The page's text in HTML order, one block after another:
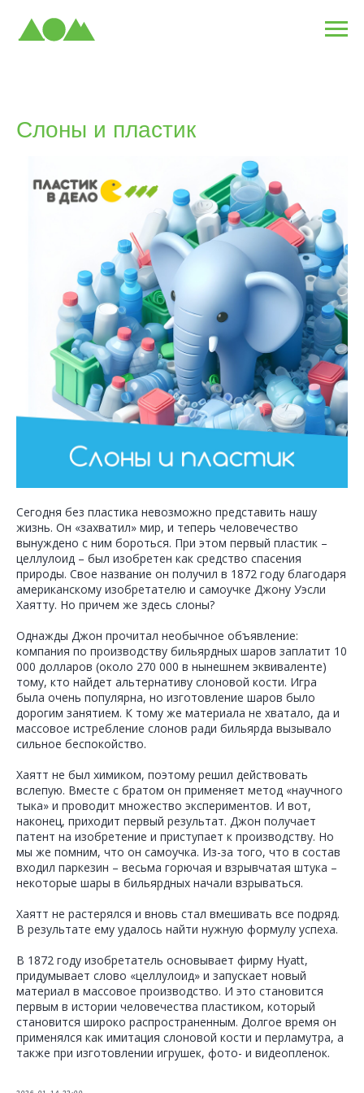
Слоны и пластик
Сегодня без пластика невозможно представить нашу
жизнь. Он «захватил» мир, и теперь человечество
вынуждено с ним бороться. При этом первый пластик –
целлулоид – был изобретен как средство спасения
природы. Свое название он получил в 1872 году благодаря
американскому изобретателю и самоучке Джону Уэсли
Хаятту. Но причем же здесь слоны?
Однажды Джон прочитал необычное объявление:
компания по производству бильярдных шаров заплатит 10
000 долларов (около 270 000 в нынешнем эквиваленте)
тому, кто найдет альтернативу слоновой кости. Игра
была очень популярна, но изготовление шаров было
дорогим занятием. К тому же материала не хватало, да и
массовое истребление слонов ради бильярда вызывало
сильное беспокойство.
Хаятт не был химиком, поэтому решил действовать
вслепую. Вместе с братом он применяет метод «научного
тыка» и проводит множество экспериментов. И вот,
наконец, приходит первый результат. Джон получает
патент на изобретение и приступает к производству. Но
мы же помним, что он самоучка. Из-за того, что в состав
входил паркезин – весьма горючая и взрывчатая штука –
некоторые шары в бильярдных начали взрываться.
Хаятт не растерялся и вновь стал вмешивать все подряд.
В результате ему удалось найти нужную формулу успеха.
В 1872 году изобретатель основывает фирму Hyatt,
придумывает слово «целлулоид» и запускает новый
материал в массовое производство. И это становится
первым в истории человечества пластиком, который
становится широко распространенным. Долгое время он
применялся как имитация слоновой кости и перламутра, а
также при изготовлении игрушек, фото- и видеопленок.